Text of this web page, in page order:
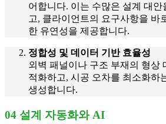
어합니다. 이는 수많은 설계 대
고, 클라이언트의 요구사항을 바
한 유연성을 제공합니다.
정합성 및 데이터 기반 효율성
외벽 패널이나 구조 부재의 형상
적화하고, 시공 오차를 최소화하
생성합니다.
04 설계 자동화와 AI